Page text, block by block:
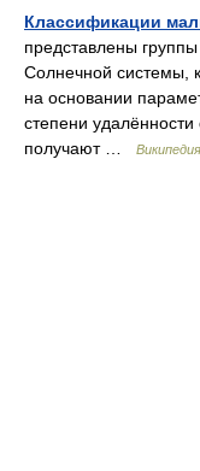
Классификации
представлены
Солнечной системы,
на основании
степени
получают …
Википедия